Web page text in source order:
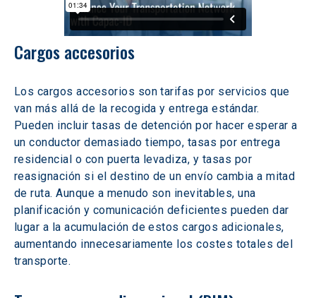
Cargos accesorios
Los cargos accesorios son tarifas por servicios que
van más allá de la recogida y entrega estándar.
Pueden incluir tasas de detención por hacer esperar a
un conductor demasiado tiempo, tasas por entrega
residencial o con puerta levadiza, y tasas por
reasignación si el destino de un envío cambia a mitad
de ruta. Aunque a menudo son inevitables, una
planificación y comunicación deficientes pueden dar
lugar a la acumulación de estos cargos adicionales,
aumentando innecesariamente los costes totales del
transporte.